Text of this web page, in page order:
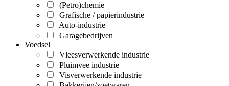
(Petro)chemie
Grafische / papierindustrie
Auto-industrie
Garagebedrijven
Voedsel
Vleesverwerkende industrie
Pluimvee industrie
Visverwerkende industrie